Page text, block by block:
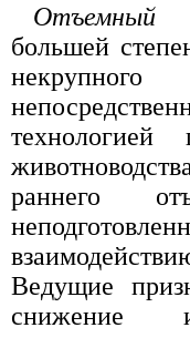
Отъемный
большей
технологией
раннего
Ведущие
снижение